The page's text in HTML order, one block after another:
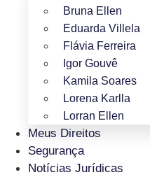
Bruna Ellen
Eduarda Villela
Flávia Ferreira
Igor Gouvê
Kamila Soares
Lorena Karlla
Lorran Ellen
Meus Direitos
Segurança
Notícias Jurídicas